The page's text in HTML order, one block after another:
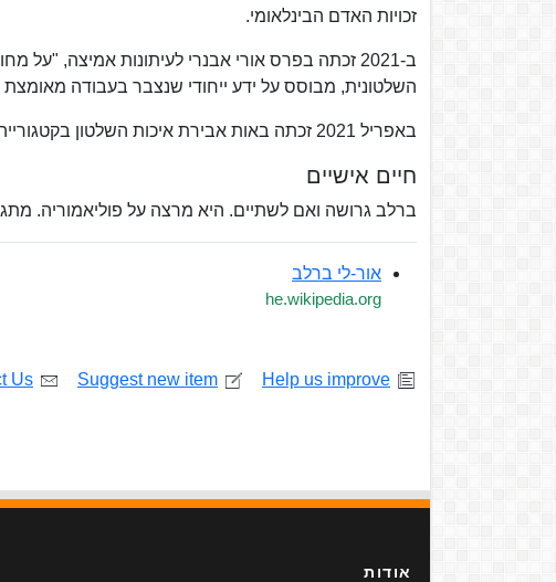
זכויות האדם הבינלאומי.
ב-2021 זכתה בפרס אורי אבנרי לעיתונות אמיצה,
השלטונית, מבוסס על ידע ייחודי שנצבר בעבודה מאומצת
באפריל 2021 זכתה באות אבירת איכות השלטון בקטגורייה מאבק חברתי, מטעם התנועה לאיכות השלטון.
חיים אישיים
ברלב גרושה ואם לשתיים. היא מרצה על פוליאמוריה.
אור-לי ברלב
he.wikipedia.org
Help us improve
Suggest new item
Us
אודות